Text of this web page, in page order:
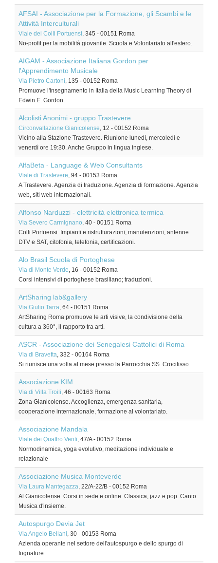
AFSAI - Associazione per la Formazione, gli Scambi e le
Attività Interculturali
Viale dei Colli Portuensi, 345 - 00151 Roma
No-profit per la mobilità giovanile. Scuola e Volontariato all'estero.
AIGAM - Associazione Italiana Gordon per
l'Apprendimento Musicale
Via Pietro Cartoni, 135 - 00152 Roma
Promuove l'insegnamento in Italia della Music Learning Theory di
Edwin E. Gordon.
Alcolisti Anonimi - gruppo Trastevere
Circonvallazione Gianicolense, 12 - 00152 Roma
Vicino alla Stazione Trastevere. Riunione lunedì, mercoledì e
venerdì ore 19:30. Anche Gruppo in lingua inglese.
AlfaBeta - Language & Web Consultants
Viale di Trastevere, 94 - 00153 Roma
A Trastevere. Agenzia di traduzione. Agenzia di formazione. Agenzia
web, siti web internazionali.
Alfonso Narduzzi - elettricità elettronica termica
Via Severo Carmignano, 40 - 00151 Roma
Colli Portuensi. Impianti e ristrutturazioni, manutenzioni, antenne
DTV e SAT, citofonia, telefonia, certificazioni.
Alo Brasil Scuola di Portoghese
Via di Monte Verde, 16 - 00152 Roma
Corsi intensivi di portoghese brasiliano; traduzioni.
ArtSharing lab&gallery
Via Giulio Tarra, 64 - 00151 Roma
ArtSharing Roma promuove le arti visive, la condivisione della
cultura a 360°, il rapporto tra arti.
ASCR - Associazione dei Senegalesi Cattolici di Roma
Via di Bravetta, 332 - 00164 Roma
Si riunisce una volta al mese presso la Parrocchia SS. Crocifisso
Associazione KIM
Via di Villa Troili, 46 - 00163 Roma
Zona Gianicolense. Accoglienza, emergenza sanitaria,
cooperazione internazionale, formazione al volontariato.
Associazione Mandala
Viale dei Quattro Venti, 47/A- 00152 Roma
Normodinamica, yoga evolutivo, meditazione individuale e
relazionale
Associazione Musica Monteverde
Via Laura Mantegazza, 22/A-22/B - 00152 Roma
Al Gianicolense. Corsi in sede e online. Classica, jazz e pop. Canto.
Musica d'insieme.
Autospurgo Devia Jet
Via Angelo Bellani, 30 - 00153 Roma
Azienda operante nel settore dell'autospurgo e dello spurgo di
fognature